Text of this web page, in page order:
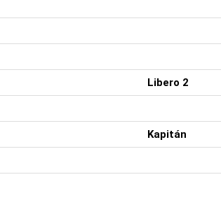
Libero 2
Kapitán